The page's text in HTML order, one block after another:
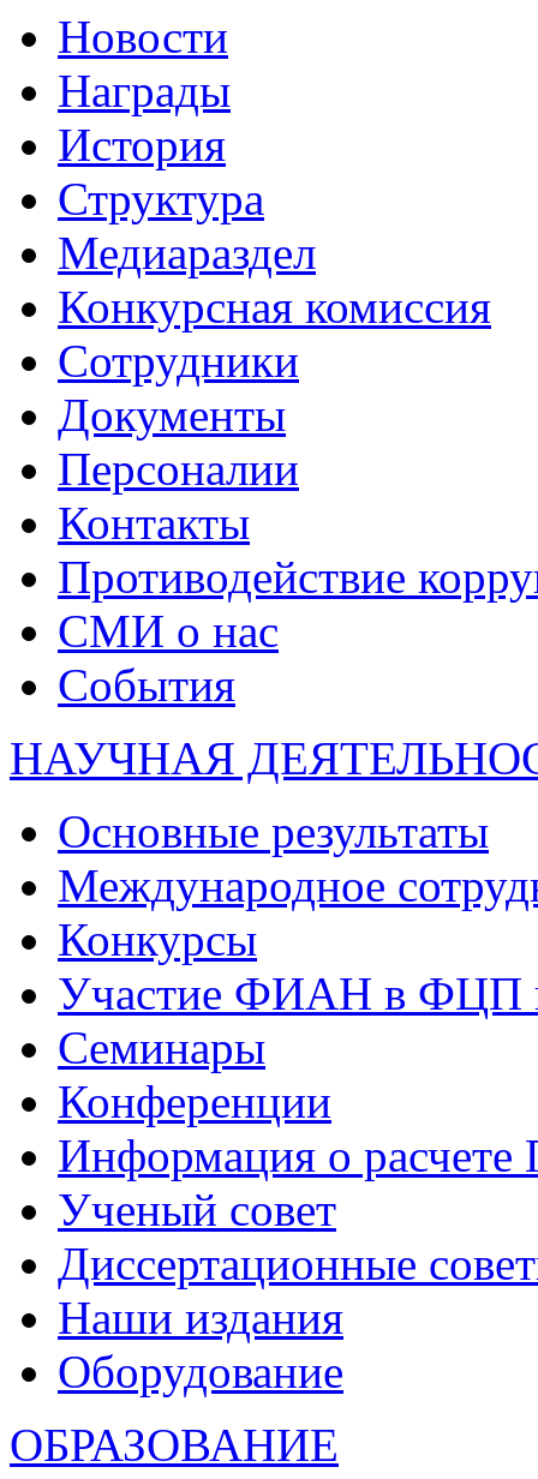
Новости
Награды
История
Структура
Медиараздел
Конкурсная комиссия
Сотрудники
Документы
Персоналии
Контакты
Противодействие
СМИ о нас
События
НАУЧНАЯ
Основные результаты
Международное
Конкурсы
Участие ФИАН в ФЦП
Семинары
Конференции
Информация о
Ученый совет
Диссертационные
Наши издания
Оборудование
ОБРАЗОВАНИЕ